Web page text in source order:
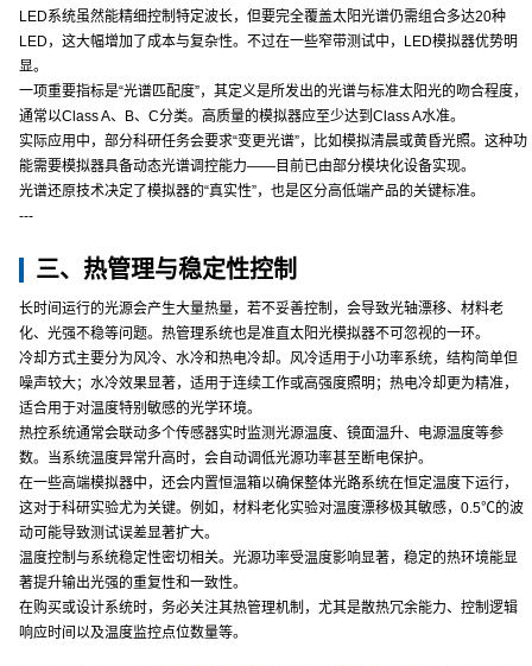
LED系统虽然能精细控制特定波长，但要完全覆盖太阳光谱仍需组合多达20种
LED，这大幅增加了成本与复杂性。不过在一些窄带测试中，LED模拟器优势明
显。
一项重要指标是“光谱匹配度”，其定义是所发出的光谱与标准太阳光的吻合程度，
通常以Class A、B、C分类。高质量的模拟器应至少达到Class A水准。
实际应用中，部分科研任务会要求“变更光谱”，比如模拟清晨或黄昏光照。这种功
能需要模拟器具备动态光谱调控能力——目前已由部分模块化设备实现。
光谱还原技术决定了模拟器的“真实性”，也是区分高低端产品的关键标准。
---
三、热管理与稳定性控制
长时间运行的光源会产生大量热量，若不妥善控制，会导致光轴漂移、材料老
化、光强不稳等问题。热管理系统也是准直太阳光模拟器不可忽视的一环。
冷却方式主要分为风冷、水冷和热电冷却。风冷适用于小功率系统，结构简单但
噪声较大；水冷效果显著，适用于连续工作或高强度照明；热电冷却更为精准，
适合用于对温度特别敏感的光学环境。
热控系统通常会联动多个传感器实时监测光源温度、镜面温升、电源温度等参
数。当系统温度异常升高时，会自动调低光源功率甚至断电保护。
在一些高端模拟器中，还会内置恒温箱以确保整体光路系统在恒定温度下运行，
这对于科研实验尤为关键。例如，材料老化实验对温度漂移极其敏感，0.5℃的波
动可能导致测试误差显著扩大。
温度控制与系统稳定性密切相关。光源功率受温度影响显著，稳定的热环境能显
著提升输出光强的重复性和一致性。
在购买或设计系统时，务必关注其热管理机制，尤其是散热冗余能力、控制逻辑
响应时间以及温度监控点位数量等。